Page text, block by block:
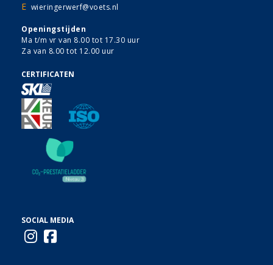
E wieringerwerf@voets.nl
Openingstijden
Ma t/m vr van 8.00 tot 17.30 uur
Za van 8.00 tot 12.00 uur
CERTIFICATEN
SOCIAL MEDIA